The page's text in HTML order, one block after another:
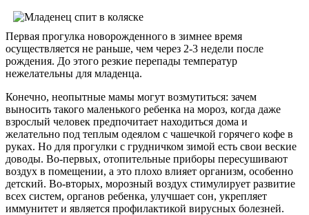
Первая прогулка новорожденного в зимнее время
осуществляется не раньше, чем через 2-3 недели после
рождения. До этого резкие перепады температур
нежелательны для младенца.
Конечно, неопытные мамы могут возмутиться: зачем
выносить такого маленького ребенка на мороз, когда даже
взрослый человек предпочитает находиться дома и
желательно под теплым одеялом с чашечкой горячего кофе в
руках. Но для прогулки с грудничком зимой есть свои веские
доводы. Во-первых, отопительные приборы пересушивают
воздух в помещении, а это плохо влияет организм, особенно
детский. Во-вторых, морозный воздух стимулирует развитие
всех систем, органов ребенка, улучшает сон, укрепляет
иммунитет и является профилактикой вирусных болезней.